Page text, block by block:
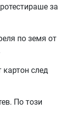
за
по земя от
картон след
По този